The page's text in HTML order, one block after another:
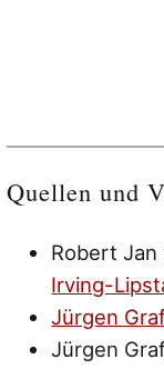
Quellen und
Robert Jan
Irving-
Jürgen
Jürgen